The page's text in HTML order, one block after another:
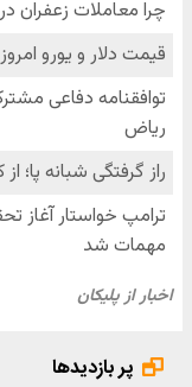
پر بازدیدها